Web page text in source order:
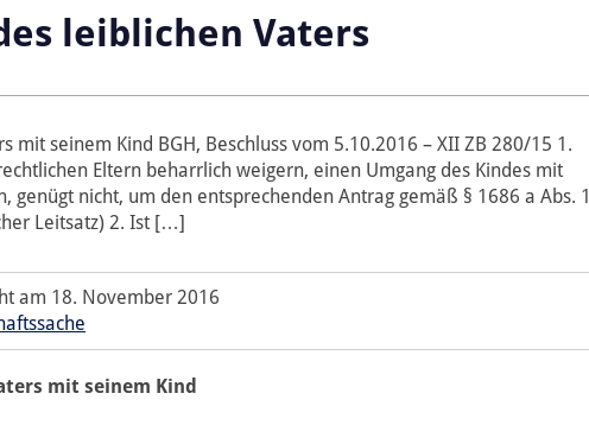
leiblichen Vaters
mit seinem Kind BGH, Beschluss vom 5.10.2016 – XII ZB 280/15 1.
Eltern beharrlich weigern, einen Umgang des Kindes mit
genügt nicht, um den entsprechenden Antrag gemäß § 1686 a Abs. 1
Leitsatz) 2. Ist […]
am 18. November 2016
mit seinem Kind